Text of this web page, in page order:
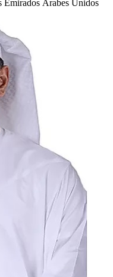
Emirados Árabes Unidos